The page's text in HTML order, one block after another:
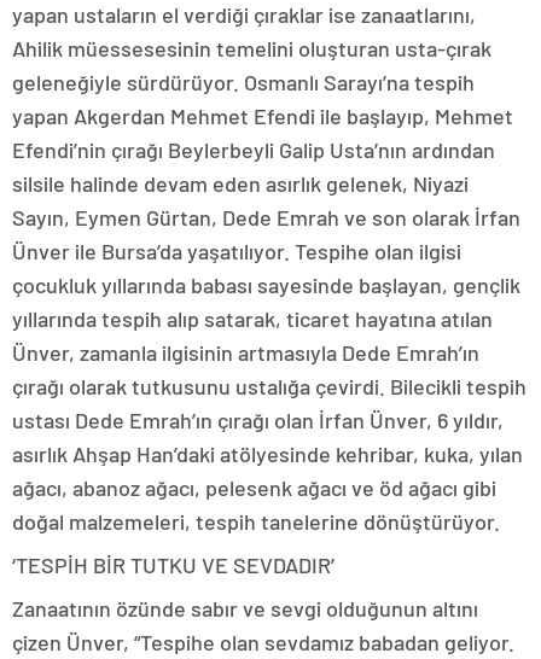
yapan ustaların el verdiği çıraklar ise zanaatlarını,
Ahilik müessesesinin temelini oluşturan usta-çırak
geleneğiyle sürdürüyor. Osmanlı Sarayı’na tespih
yapan Akgerdan Mehmet Efendi ile başlayıp, Mehmet
Efendi’nin çırağı Beylerbeyli Galip Usta’nın ardından
silsile halinde devam eden asırlık gelenek, Niyazi
Sayın, Eymen Gürtan, Dede Emrah ve son olarak İrfan
Ünver ile Bursa’da yaşatılıyor. Tespihe olan ilgisi
çocukluk yıllarında babası sayesinde başlayan, gençlik
yıllarında tespih alıp satarak, ticaret hayatına atılan
Ünver, zamanla ilgisinin artmasıyla Dede Emrah’ın
çırağı olarak tutkusunu ustalığa çevirdi. Bilecikli tespih
ustası Dede Emrah’ın çırağı olan İrfan Ünver, 6 yıldır,
asırlık Ahşap Han’daki atölyesinde kehribar, kuka, yılan
ağacı, abanoz ağacı, pelesenk ağacı ve öd ağacı gibi
doğal malzemeleri, tespih tanelerine dönüştürüyor.
‘TESPİH BİR TUTKU VE SEVDADIR’
Zanaatının özünde sabır ve sevgi olduğunun altını
çizen Ünver, “Tespihe olan sevdamız babadan geliyor.